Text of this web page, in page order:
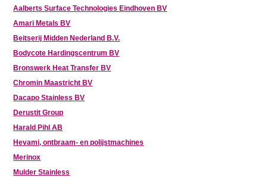
Aalberts Surface Technologies Eindhoven BV
Amari Metals BV
Beitserij Midden Nederland B.V.
Bodycote Hardingscentrum BV
Bronswerk Heat Transfer BV
Chromin Maastricht BV
Dacapo Stainless BV
Derustit Group
Harald Pihl AB
Hevami, ontbraam- en polijstmachines
Merinox
Mulder Stainless